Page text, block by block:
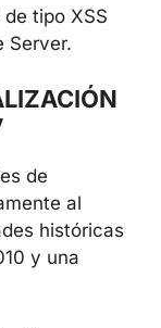
en la última
la